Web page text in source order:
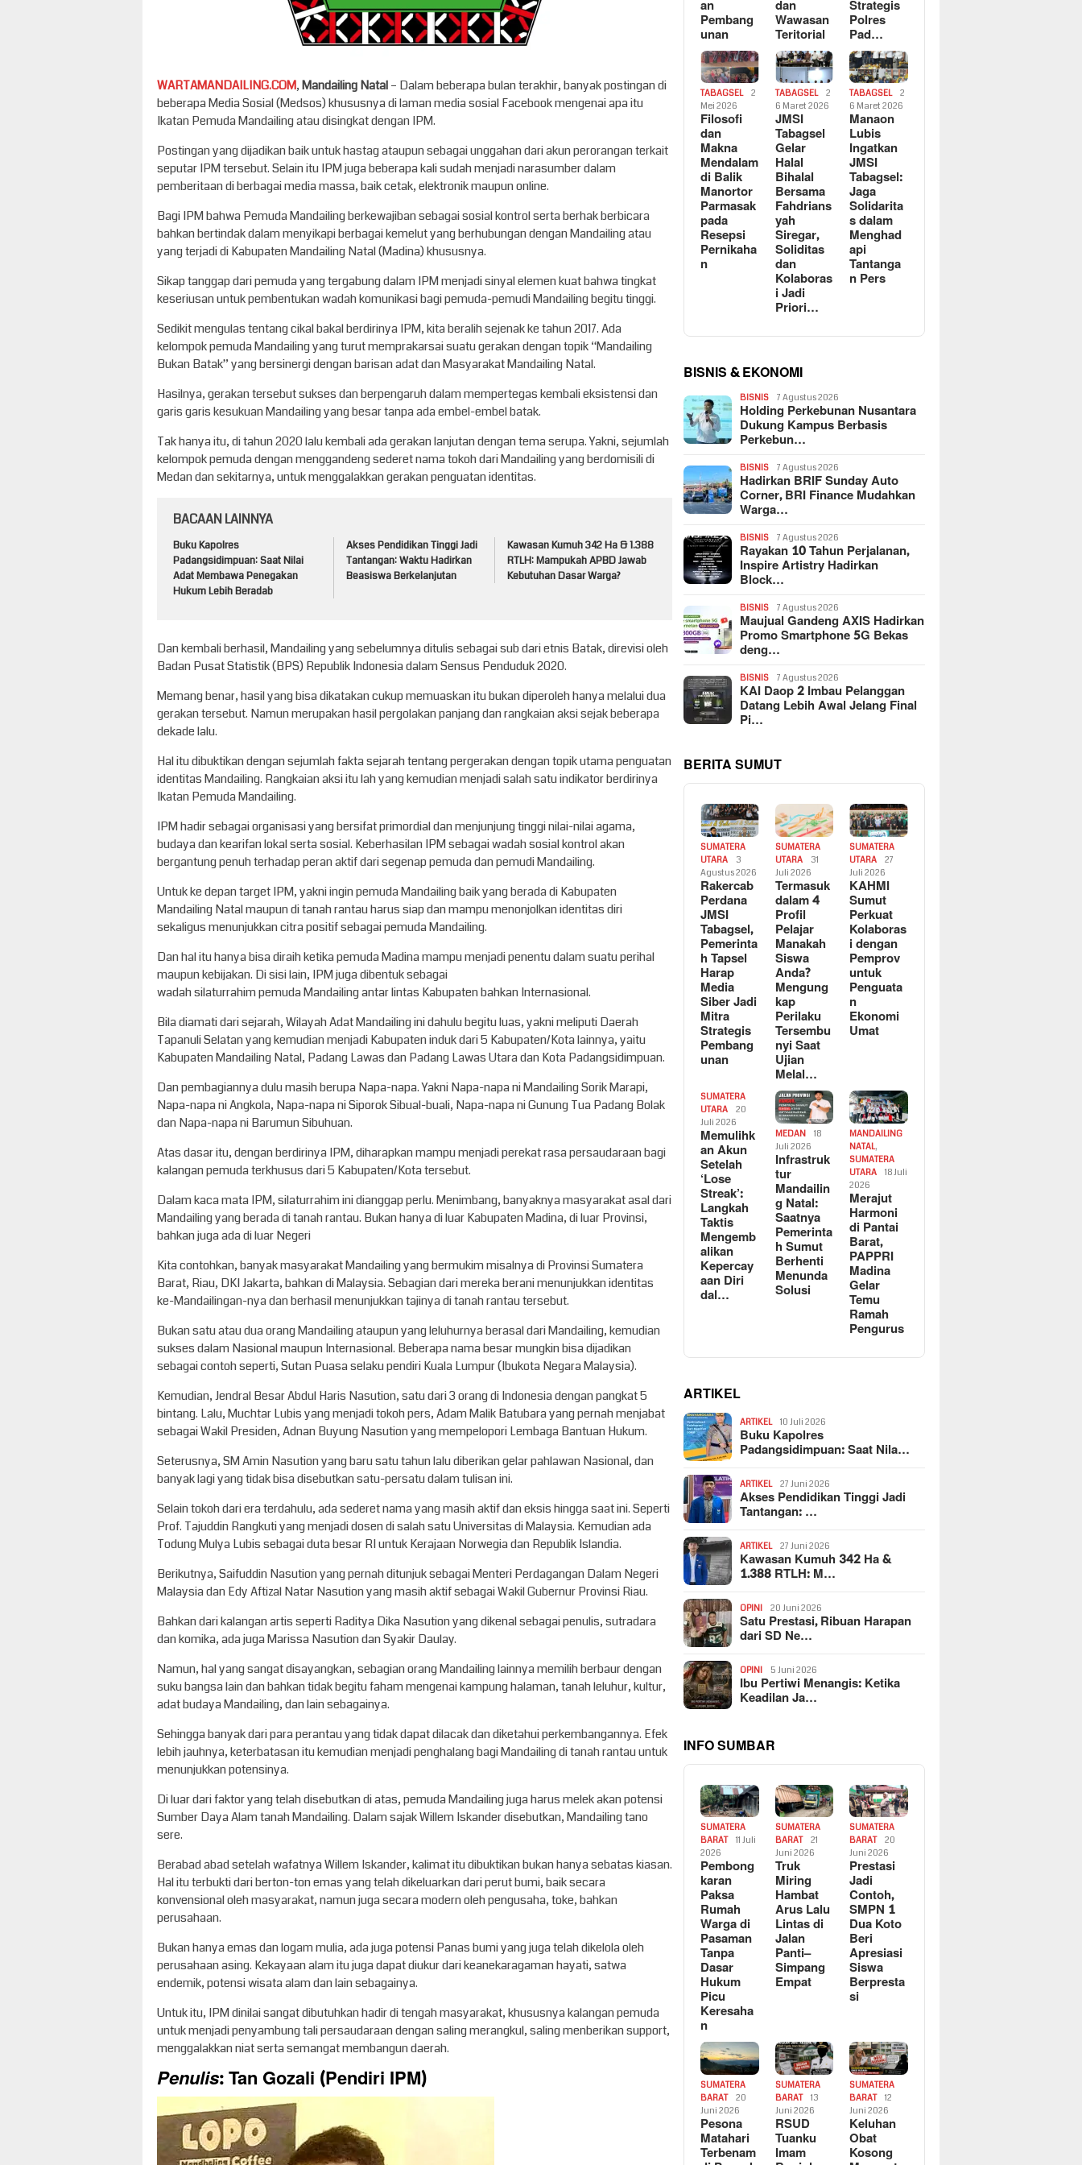
WARTAMANDAILING.COM,Mandailing Natal– Dalam beberapa bulan terakhir, banyak postingan di
beberapa Media Sosial (Medsos) khususnya di laman media sosial Facebook mengenai apa itu
Ikatan Pemuda Mandailing atau disingkat dengan IPM.
Postingan yang dijadikan baik untuk hastag ataupun sebagai unggahan dari akun perorangan terkait
seputar IPM tersebut. Selain itu IPM juga beberapa kali sudah menjadi narasumber dalam
pemberitaan di berbagai media massa, baik cetak, elektronik maupun online.
Bagi IPM bahwa Pemuda Mandailing berkewajiban sebagai sosial kontrol serta berhak berbicara
bahkan bertindak dalam menyikapi berbagai kemelut yang berhubungan dengan Mandailing atau
yang terjadi di Kabupaten Mandailing Natal (Madina) khususnya.
Sikap tanggap dari pemuda yang tergabung dalam IPM menjadi sinyal elemen kuat bahwa tingkat
keseriusan untuk pembentukan wadah komunikasi bagi pemuda-pemudi Mandailing begitu tinggi.
Sedikit mengulas tentang cikal bakal berdirinya IPM, kita beralih sejenak ke tahun 2017. Ada
kelompok pemuda Mandailing yang turut memprakarsai suatu gerakan dengan topik “Mandailing
Bukan Batak” yang bersinergi dengan barisan adat dan Masyarakat Mandailing Natal.
Hasilnya, gerakan tersebut sukses dan berpengaruh dalam mempertegas kembali eksistensi dan
garis garis kesukuan Mandailing yang besar tanpa ada embel-embel batak.
Tak hanya itu, di tahun 2020 lalu kembali ada gerakan lanjutan dengan tema serupa. Yakni, sejumlah
kelompok pemuda dengan menggandeng sederet nama tokoh dari Mandailing yang berdomisili di
Medan dan sekitarnya, untuk menggalakkan gerakan penguatan identitas.
BACAAN LAINNYA
Buku Kapolres
Padangsidimpuan: Saat Nilai
Adat Membawa Penegakan
Hukum Lebih Beradab
Akses Pendidikan Tinggi Jadi
Tantangan: Waktu Hadirkan
Beasiswa Berkelanjutan
Kawasan Kumuh 342 Ha & 1.388
RTLH: Mampukah APBD Jawab
Kebutuhan Dasar Warga?
Dan kembali berhasil, Mandailing yang sebelumnya ditulis sebagai sub dari etnis Batak, direvisi oleh
Badan Pusat Statistik (BPS) Republik Indonesia dalam Sensus Penduduk 2020.
Memang benar, hasil yang bisa dikatakan cukup memuaskan itu bukan diperoleh hanya melalui dua
gerakan tersebut. Namun merupakan hasil pergolakan panjang dan rangkaian aksi sejak beberapa
dekade lalu.
Hal itu dibuktikan dengan sejumlah fakta sejarah tentang pergerakan dengan topik utama penguatan
identitas Mandailing. Rangkaian aksi itu lah yang kemudian menjadi salah satu indikator berdirinya
Ikatan Pemuda Mandailing.
IPM hadir sebagai organisasi yang bersifat primordial dan menjunjung tinggi nilai-nilai agama,
budaya dan kearifan lokal serta sosial. Keberhasilan IPM sebagai wadah sosial kontrol akan
bergantung penuh terhadap peran aktif dari segenap pemuda dan pemudi Mandailing.
Untuk ke depan target IPM, yakni ingin pemuda Mandailing baik yang berada di Kabupaten
Mandailing Natal maupun di tanah rantau harus siap dan mampu menonjolkan identitas diri
sekaligus menunjukkan citra positif sebagai pemuda Mandailing.
Dan hal itu hanya bisa diraih ketika pemuda Madina mampu menjadi penentu dalam suatu perihal
maupun kebijakan. Di sisi lain, IPM juga dibentuk sebagai
wadah silaturrahim pemuda Mandailing antar lintas Kabupaten bahkan Internasional.
Bila diamati dari sejarah, Wilayah Adat Mandailing ini dahulu begitu luas, yakni meliputi Daerah
Tapanuli Selatan yang kemudian menjadi Kabupaten induk dari 5 Kabupaten/Kota lainnya, yaitu
Kabupaten Mandailing Natal, Padang Lawas dan Padang Lawas Utara dan Kota Padangsidimpuan.
Dan pembagiannya dulu masih berupa Napa-napa. Yakni Napa-napa ni Mandailing Sorik Marapi,
Napa-napa ni Angkola, Napa-napa ni Siporok Sibual-buali, Napa-napa ni Gunung Tua Padang Bolak
dan Napa-napa ni Barumun Sibuhuan.
Atas dasar itu, dengan berdirinya IPM, diharapkan mampu menjadi perekat rasa persaudaraan bagi
kalangan pemuda terkhusus dari 5 Kabupaten/Kota tersebut.
Dalam kaca mata IPM, silaturrahim ini dianggap perlu. Menimbang, banyaknya masyarakat asal dari
Mandailing yang berada di tanah rantau. Bukan hanya di luar Kabupaten Madina, di luar Provinsi,
bahkan juga ada di luar Negeri
Kita contohkan, banyak masyarakat Mandailing yang bermukim misalnya di Provinsi Sumatera
Barat, Riau, DKI Jakarta, bahkan di Malaysia. Sebagian dari mereka berani menunjukkan identitas
ke-Mandailingan-nya dan berhasil menunjukkan tajinya di tanah rantau tersebut.
Bukan satu atau dua orang Mandailing ataupun yang leluhurnya berasal dari Mandailing, kemudian
sukses dalam Nasional maupun Internasional. Beberapa nama besar mungkin bisa dijadikan
sebagai contoh seperti, Sutan Puasa selaku pendiri Kuala Lumpur (Ibukota Negara Malaysia).
Kemudian, Jendral Besar Abdul Haris Nasution, satu dari 3 orang di Indonesia dengan pangkat 5
bintang. Lalu, Muchtar Lubis yang menjadi tokoh pers, Adam Malik Batubara yang pernah menjabat
sebagai Wakil Presiden, Adnan Buyung Nasution yang mempelopori Lembaga Bantuan Hukum.
Seterusnya, SM Amin Nasution yang baru satu tahun lalu diberikan gelar pahlawan Nasional, dan
banyak lagi yang tidak bisa disebutkan satu-persatu dalam tulisan ini.
Selain tokoh dari era terdahulu, ada sederet nama yang masih aktif dan eksis hingga saat ini. Seperti
Prof. Tajuddin Rangkuti yang menjadi dosen di salah satu Universitas di Malaysia. Kemudian ada
Todung Mulya Lubis sebagai duta besar RI untuk Kerajaan Norwegia dan Republik Islandia.
Berikutnya, Saifuddin Nasution yang pernah ditunjuk sebagai Menteri Perdagangan Dalam Negeri
Malaysia dan Edy Aftizal Natar Nasution yang masih aktif sebagai Wakil Gubernur Provinsi Riau.
Bahkan dari kalangan artis seperti Raditya Dika Nasution yang dikenal sebagai penulis, sutradara
dan komika, ada juga Marissa Nasution dan Syakir Daulay.
Namun, hal yang sangat disayangkan, sebagian orang Mandailing lainnya memilih berbaur dengan
suku bangsa lain dan bahkan tidak begitu faham mengenai kampung halaman, tanah leluhur, kultur,
adat budaya Mandailing, dan lain sebagainya.
Sehingga banyak dari para perantau yang tidak dapat dilacak dan diketahui perkembangannya. Efek
lebih jauhnya, keterbatasan itu kemudian menjadi penghalang bagi Mandailing di tanah rantau untuk
menunjukkan potensinya.
Di luar dari faktor yang telah disebutkan di atas, pemuda Mandailing juga harus melek akan potensi
Sumber Daya Alam tanah Mandailing. Dalam sajak Willem Iskander disebutkan, Mandailing tano
sere.
Berabad abad setelah wafatnya Willem Iskander, kalimat itu dibuktikan bukan hanya sebatas kiasan.
Hal itu terbukti dari berton-ton emas yang telah dikeluarkan dari perut bumi, baik secara
konvensional oleh masyarakat, namun juga secara modern oleh pengusaha, toke, bahkan
perusahaan.
Bukan hanya emas dan logam mulia, ada juga potensi Panas bumi yang juga telah dikelola oleh
perusahaan asing. Kekayaan alam itu juga dapat diukur dari keanekaragaman hayati, satwa
endemik, potensi wisata alam dan lain sebagainya.
Untuk itu, IPM dinilai sangat dibutuhkan hadir di tengah masyarakat, khususnya kalangan pemuda
untuk menjadi penyambung tali persaudaraan dengan saling merangkul, saling menberikan support,
menggalakkan niat serta semangat membangun daerah.
Penulis:Tan Gozali (Pendiri IPM)
an
Pembang
unan
dan
Wawasan
Teritorial
Strategis
Polres
Pad…
TABAGSEL
2
Mei 2026
Filosofi
dan
Makna
Mendalam
di Balik
Manortor
Parmasak
pada
Resepsi
Pernikaha
n
TABAGSEL
2
6 Maret 2026
JMSI
Tabagsel
Gelar
Halal
Bihalal
Bersama
Fahdrians
yah
Siregar,
Soliditas
dan
Kolaboras
i Jadi
Priori…
TABAGSEL
2
6 Maret 2026
Manaon
Lubis
Ingatkan
JMSI
Tabagsel:
Jaga
Solidarita
s dalam
Menghad
api
Tantanga
n Pers
BISNIS & EKONOMI
BISNIS 7 Agustus 2026
Holding Perkebunan Nusantara
Dukung Kampus Berbasis
Perkebun…
BISNIS 7 Agustus 2026
Hadirkan BRIF Sunday Auto
Corner, BRI Finance Mudahkan
Warga…
BISNIS 7 Agustus 2026
Rayakan 10 Tahun Perjalanan,
Inspire Artistry Hadirkan
Block…
BISNIS 7 Agustus 2026
Maujual Gandeng AXIS Hadirkan
Promo Smartphone 5G Bekas
deng…
BISNIS 7 Agustus 2026
KAI Daop 2 Imbau Pelanggan
Datang Lebih Awal Jelang Final
Pi…
BERITA SUMUT
SUMATERA
UTARA
3
Agustus 2026
Rakercab
Perdana
JMSI
Tabagsel,
Pemerinta
h Tapsel
Harap
Media
Siber Jadi
Mitra
Strategis
Pembang
unan
SUMATERA
UTARA
31
Juli 2026
Termasuk
dalam 4
Profil
Pelajar
Manakah
Siswa
Anda?
Mengung
kap
Perilaku
Tersembu
nyi Saat
Ujian
Melal…
SUMATERA
UTARA
27
Juli 2026
KAHMI
Sumut
Perkuat
Kolaboras
i dengan
Pemprov
untuk
Penguata
n
Ekonomi
Umat
SUMATERA
UTARA
20
Juli 2026
Memulihk
an Akun
Setelah
‘Lose
Streak’:
Langkah
Taktis
Mengemb
alikan
Kepercay
aan Diri
dal…
MEDAN
18
Juli 2026
Infrastruk
tur
Mandailin
g Natal:
Saatnya
Pemerinta
h Sumut
Berhenti
Menunda
Solusi
MANDAILING
NATAL,
SUMATERA
UTARA
18 Juli
2026
Merajut
Harmoni
di Pantai
Barat,
PAPPRI
Madina
Gelar
Temu
Ramah
Pengurus
ARTIKEL
ARTIKEL 10 Juli 2026
Buku Kapolres
Padangsidimpuan: Saat Nila…
ARTIKEL 27 Juni 2026
Akses Pendidikan Tinggi Jadi
Tantangan: …
ARTIKEL 27 Juni 2026
Kawasan Kumuh 342 Ha &
1.388 RTLH: M…
OPINI 20 Juni 2026
Satu Prestasi, Ribuan Harapan
dari SD Ne…
OPINI 5 Juni 2026
Ibu Pertiwi Menangis: Ketika
Keadilan Ja…
INFO SUMBAR
SUMATERA
BARAT
11 Juli
2026
Pembong
karan
Paksa
Rumah
Warga di
Pasaman
Tanpa
Dasar
Hukum
Picu
Keresaha
n
SUMATERA
BARAT
21
Juni 2026
Truk
Miring
Hambat
Arus Lalu
Lintas di
Jalan
Panti–
Simpang
Empat
SUMATERA
BARAT
20
Juni 2026
Prestasi
Jadi
Contoh,
SMPN 1
Dua Koto
Beri
Apresiasi
Siswa
Berpresta
si
SUMATERA
BARAT
20
Juni 2026
Pesona
Matahari
Terbenam
SUMATERA
BARAT
13
Juni 2026
RSUD
Tuanku
Imam
SUMATERA
BARAT
12
Juni 2026
Keluhan
Obat
Kosong